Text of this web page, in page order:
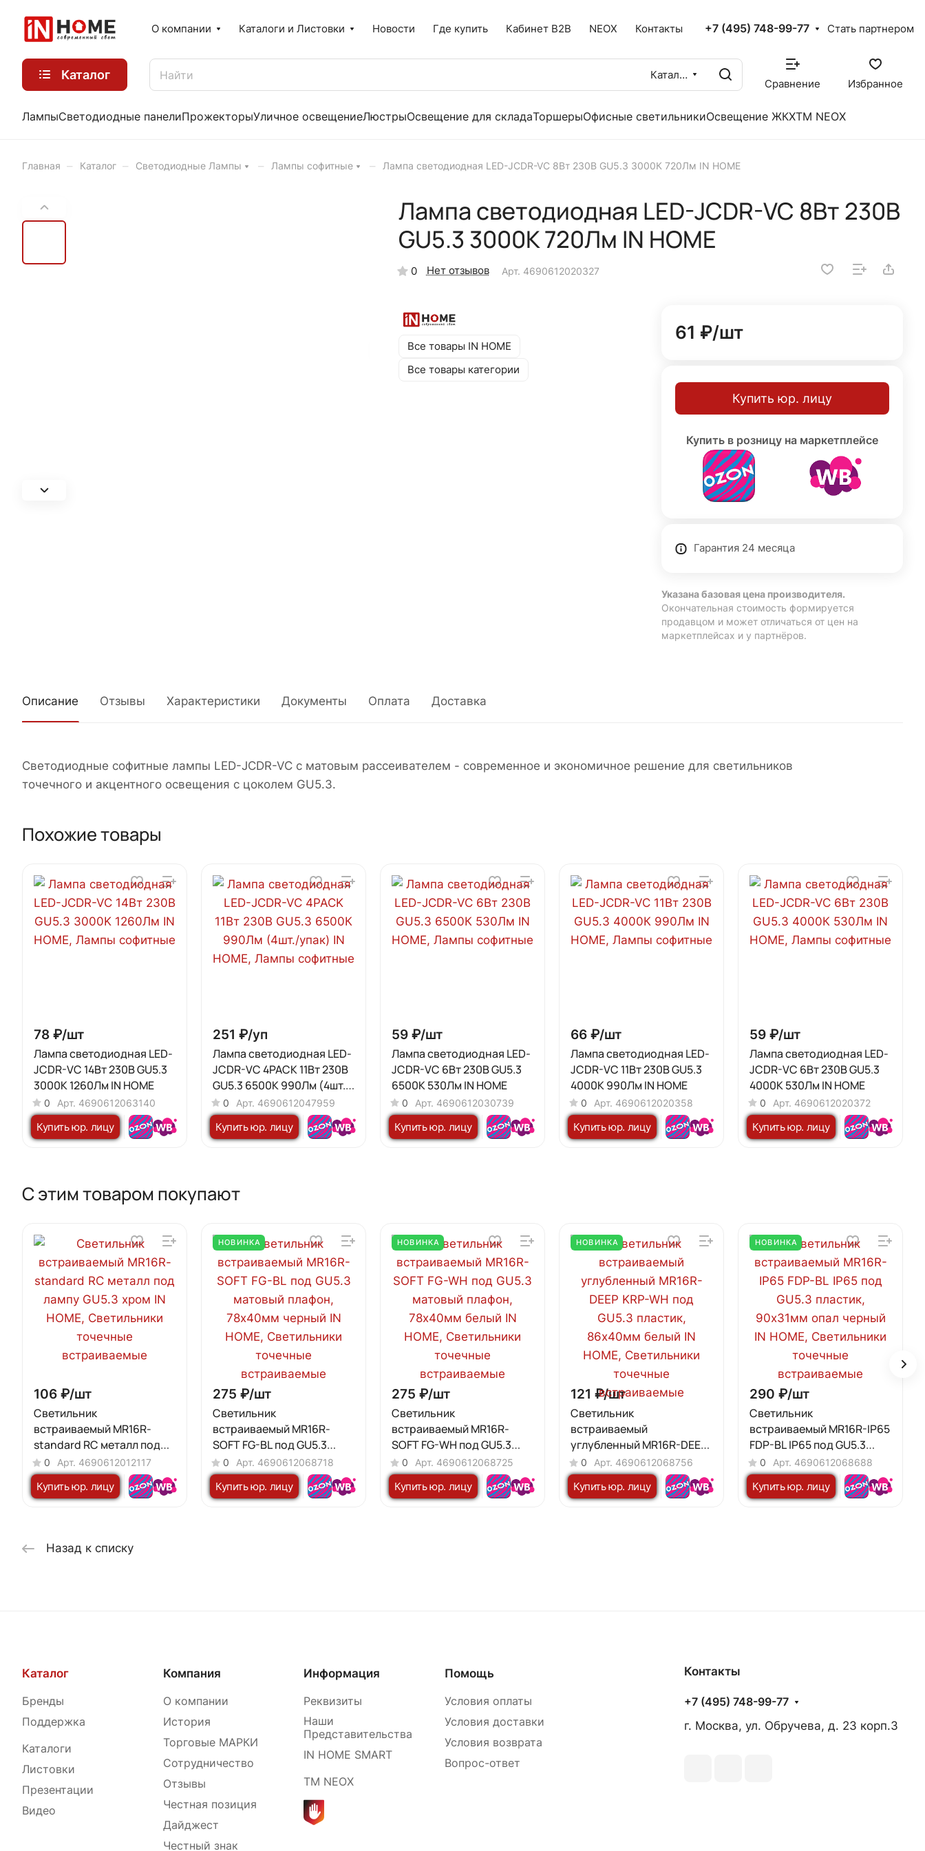
О компании Каталоги и Листовки Новости Где купить Кабинет B2B NEOX Контакты +7 (495) 748-99-77 Стать партнером
Каталог Каталог
Сравнение Избранное
ЛампыСветодиодные панелиПрожекторыУличное освещениеЛюстрыОсвещение для складаТоршерыОфисные светильникиОсвещение ЖКХTM NEOX
Главная – Каталог – Светодиодные Лампы – Лампы софитные – Лампа светодиодная LED-JCDR-VC 8Вт 230В GU5.3 3000К 720Лм IN HOME
Лампа светодиодная LED-JCDR-VC 8Вт 230В
GU5.3 3000К 720Лм IN HOME
0 Нет отзывов Арт. 4690612020327
Все товары IN HOME
Все товары категории
61 ₽/шт
Купить юр. лицу
Купить в розницу на маркетплейсе
Гарантия 24 месяца
Указана базовая цена производителя.
Окончательная стоимость формируется
продавцом и может отличаться от цен на
маркетплейсах и у партнёров.
Описание Отзывы Характеристики Документы Оплата Доставка
Светодиодные софитные лампы LED-JCDR-VC с матовым рассеивателем - современное и экономичное решение для светильников
точечного и акцентного освещения с цоколем GU5.3.
Похожие товары
78 ₽/шт
Лампа светодиодная LED-
JCDR-VC 14Вт 230В GU5.3
3000K 1260Лм IN HOME
0 Арт. 4690612063140
Купить юр. лицу
251 ₽/уп
Лампа светодиодная LED-
JCDR-VC 4PACK 11Вт 230В
GU5.3 6500К 990Лм (4шт./
упак) IN HOME
0 Арт. 4690612047959
Купить юр. лицу
59 ₽/шт
Лампа светодиодная LED-
JCDR-VC 6Вт 230В GU5.3
6500К 530Лм IN HOME
0 Арт. 4690612030739
Купить юр. лицу
66 ₽/шт
Лампа светодиодная LED-
JCDR-VC 11Вт 230В GU5.3
4000К 990Лм IN HOME
0 Арт. 4690612020358
Купить юр. лицу
59 ₽/шт
Лампа светодиодная LED-
JCDR-VC 6Вт 230В GU5.3
4000К 530Лм IN HOME
0 Арт. 4690612020372
Купить юр. лицу
С этим товаром покупают
106 ₽/шт
Светильник
встраиваемый MR16R-
standard RC металл под
лампу GU5.3 хром IN HOME
0 Арт. 4690612012117
Купить юр. лицу
НОВИНКА
275 ₽/шт
Светильник
встраиваемый MR16R-
SOFT FG-BL под GU5.3
матовый плафон, 78х40мм
черный IN HOME
0 Арт. 4690612068718
Купить юр. лицу
НОВИНКА
275 ₽/шт
Светильник
встраиваемый MR16R-
SOFT FG-WH под GU5.3
матовый плафон, 78х40мм
белый IN HOME
0 Арт. 4690612068725
Купить юр. лицу
НОВИНКА
121 ₽/шт
Светильник
встраиваемый
углубленный MR16R-DEEP
KRP-WH под GU5.3
пластик, 86х40мм белый IN
HOME
0 Арт. 4690612068756
Купить юр. лицу
НОВИНКА
290 ₽/шт
Светильник
встраиваемый MR16R-IP65
FDP-BL IP65 под GU5.3
пластик, 90х31мм опал
черный IN HOME
0 Арт. 4690612068688
Купить юр. лицу
Назад к списку
Каталог
Бренды
Поддержка
Каталоги
Листовки
Презентации
Видео
Компания
О компании
История
Торговые МАРКИ
Сотрудничество
Отзывы
Честная позиция
Дайджест
Честный знак
Информация
Реквизиты
Наши
Представительства
IN HOME SMART
ТМ NEOX
Помощь
Условия оплаты
Условия доставки
Условия возврата
Вопрос-ответ
Контакты
+7 (495) 748-99-77
г. Москва, ул. Обручева, д. 23 корп.3